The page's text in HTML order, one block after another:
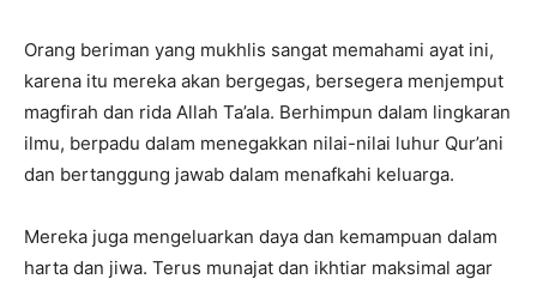
Orang beriman yang mukhlis sangat memahami ayat ini,
karena itu mereka akan bergegas, bersegera menjemput
magfirah dan rida Allah Ta’ala. Berhimpun dalam lingkaran
ilmu, berpadu dalam menegakkan nilai-nilai luhur Qur’ani
dan bertanggung jawab dalam menafkahi keluarga.
Mereka juga mengeluarkan daya dan kemampuan dalam
harta dan jiwa. Terus munajat dan ikhtiar maksimal agar